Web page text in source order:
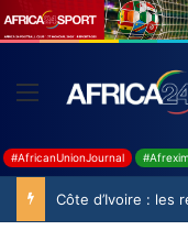
#AfricanUnionJournal